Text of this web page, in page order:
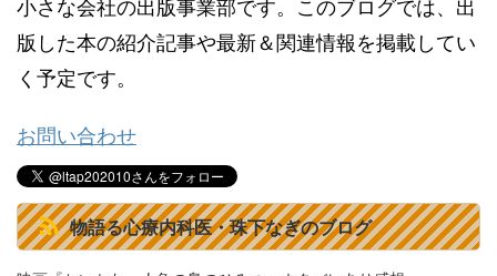
小さな会社の出版事業部です。このブログでは、出
版した本の紹介記事や最新＆関連情報を掲載してい
く予定です。
お問い合わせ
物語る心療内科医・珠下なぎのブログ